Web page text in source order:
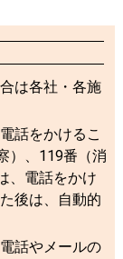
は各社・各施
話をかけるこ
）、119番（消
、電話をかけ
後は、自動的
話やメールの